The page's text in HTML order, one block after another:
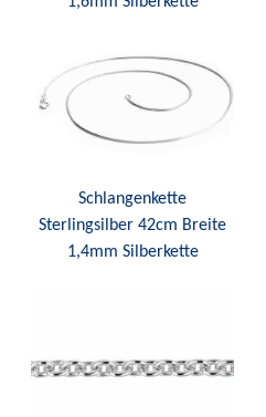
Schlangenkette
Sterlingsilber 42cm Breite
1,4mm Silberkette